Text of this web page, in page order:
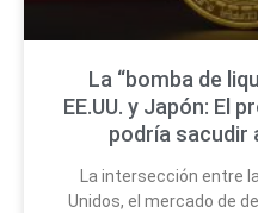
La “bomba de
EE.UU. y Japón: El
podría sacudir
La intersección entre
Unidos, el mercado de